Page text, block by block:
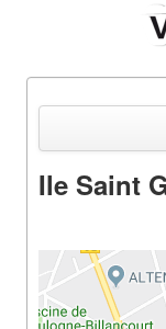
Parcours
Ile Saint